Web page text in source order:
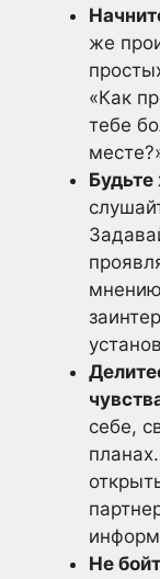
же
«Как
тебе
себе,
Не